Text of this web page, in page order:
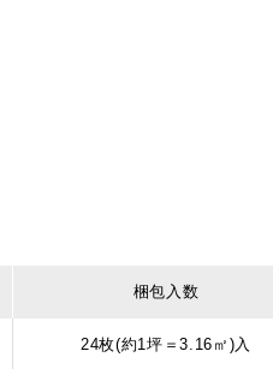
梱包入数
24枚(約1坪＝3.16㎡)入